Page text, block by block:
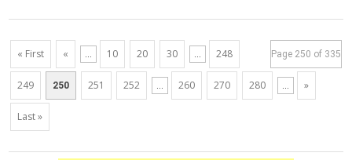
Page 250 of 335
« First « ... 10 20 30 ... 248
249 250 251 252 ... 260 270 280 ... »
Last »